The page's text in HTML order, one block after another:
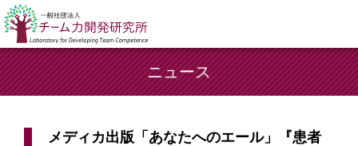
ニュース
メディカ出版「あなたへのエール」『患者